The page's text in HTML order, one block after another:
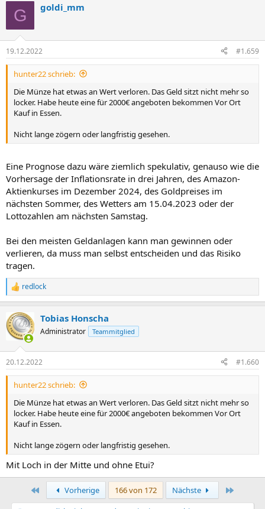
G goldi_mm
19.12.2022 #1.659
hunter22 schrieb:
Die Münze hat etwas an Wert verloren. Das Geld sitzt nicht mehr so
locker. Habe heute eine für 2000€ angeboten bekommen Vor Ort
Kauf in Essen.
Nicht lange zögern oder langfristig gesehen.
Eine Prognose dazu wäre ziemlich spekulativ, genauso wie die
Vorhersage der Inflationsrate in drei Jahren, des Amazon-
Aktienkurses im Dezember 2024, des Goldpreises im
nächsten Sommer, des Wetters am 15.04.2023 oder der
Lottozahlen am nächsten Samstag.
Bei den meisten Geldanlagen kann man gewinnen oder
verlieren, da muss man selbst entscheiden und das Risiko
tragen.
R
e
k
t
i
e
n
redlock
Tobias Honscha
Administrator Teammitglied
20.12.2022 #1.660
hunter22 schrieb:
Die Münze hat etwas an Wert verloren. Das Geld sitzt nicht mehr so
locker. Habe heute eine für 2000€ angeboten bekommen Vor Ort
Kauf in Essen.
Nicht lange zögern oder langfristig gesehen.
Mit Loch in der Mitte und ohne Etui?
Erste Vorherige 166 von 172 Nächste